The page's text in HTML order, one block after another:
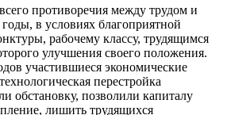
противоречия между трудом и
в условиях благоприятной
рабочему классу, трудящимся
улучшения своего положения.
участившиеся экономические
перестройка
обстановку, позволили капиталу
лишить трудящихся